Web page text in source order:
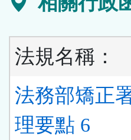
法規名稱：
法務部矯正
理要點 6